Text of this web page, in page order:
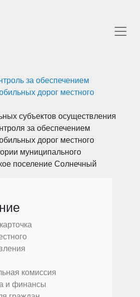
за обеспечением
дорог местного
субъектов осуществления
за обеспечением
дорог местного
муниципального
поселение Солнечный
комиссия
и финансы